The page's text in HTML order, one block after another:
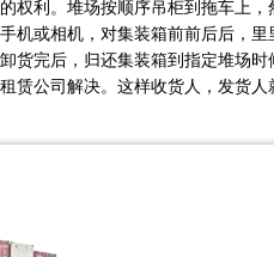
权利。堆场按顺序吊柜到拖车上
机或相机，对集装箱前前后后，
货完后，归还集装箱到指定堆场
赁公司解决。这样收货人，发货